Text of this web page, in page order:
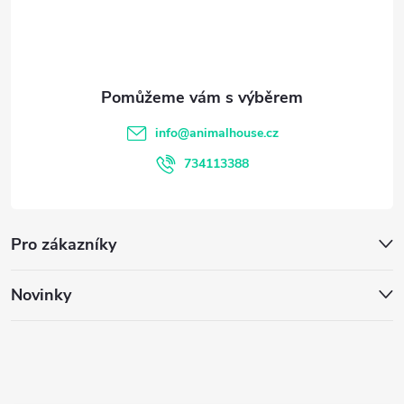
s
u
Pro zákazníky
Novinky
info@animalhouse.cz
734113388